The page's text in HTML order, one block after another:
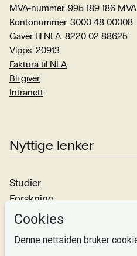
MVA-nummer: 995 189 186 MVA
Kontonummer: 3000 48 00008
Gaver til NLA: 8220 02 88625
Vipps: 20913
Faktura til NLA
Bli giver
Intranett
Nyttige lenker
Studier
Forskning
Om oss